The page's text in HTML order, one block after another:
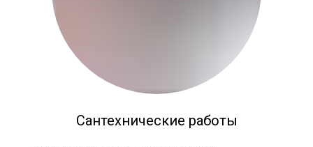
Сантехнические работы